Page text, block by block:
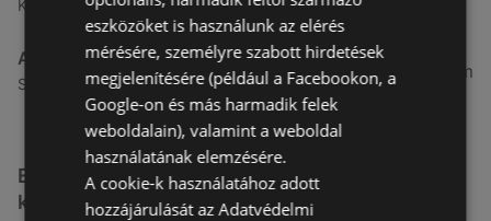
Kertekalja u. 1, 9437 Hegykő
Alma Gyógyszertárak
Szabadság u. 31, 9431 Fertőd
27,8 km
Egyéb Kozmetikumok és Drogéria üzletek a
közelben
eszközöket is használunk az elérés
mérésére, személyre szabott hirdetések
megjelenítésére (például a Facebookon, a
Google-on és más harmadik felek
weboldalain), valamint a weboldal
használatának elemzésére.
A cookie-k használatához adott
hozzájárulását az Adatvédelmi